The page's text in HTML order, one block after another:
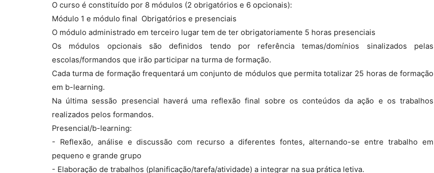
O curso é constituído por 8 módulos (2 obrigatórios e 6 opcionais):
Módulo 1 e módulo final  Obrigatórios e presenciais
O módulo administrado em terceiro lugar tem de ter obrigatoriamente 5 horas presenciais
Os módulos opcionais são definidos tendo por referência temas/domínios sinalizados pelas
escolas/formandos que irão participar na turma de formação.
Cada turma de formação frequentará um conjunto de módulos que permita totalizar 25 horas de formação
em b-learning.
Na última sessão presencial haverá uma reflexão final sobre os conteúdos da ação e os trabalhos
realizados pelos formandos.
Presencial/b-learning:
- Reflexão, análise e discussão com recurso a diferentes fontes, alternando-se entre trabalho em
pequeno e grande grupo
- Elaboração de trabalhos (planificação/tarefa/atividade) a integrar na sua prática letiva.